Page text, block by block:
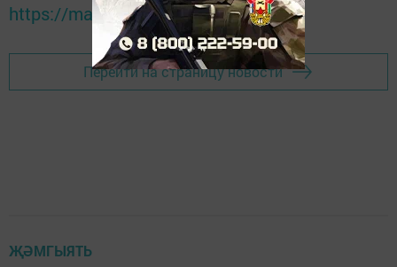
https://max.ru/tatmedia
Перейти на страницу новости
ҖӘМГЫЯТЬ